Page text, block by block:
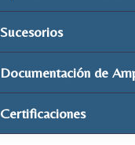
Sucesorios
Documentación de
Certificaciones